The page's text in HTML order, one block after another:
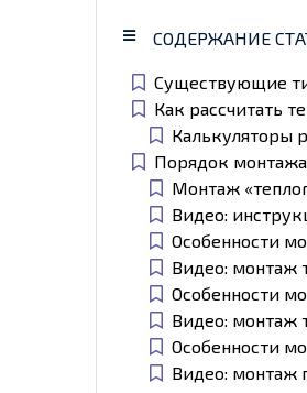
СОДЕРЖАНИЕ
Существующие
Как рассчитать
Калькуляторы
Порядок монтажа
Монтаж
Видео:
Особенности
Видео: монтаж
Особенности
Видео: монтаж
Особенности
Видео: монтаж